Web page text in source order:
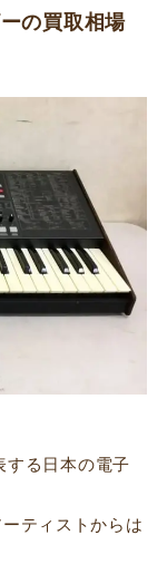
の買取相場
する日本の電子
ティストからは